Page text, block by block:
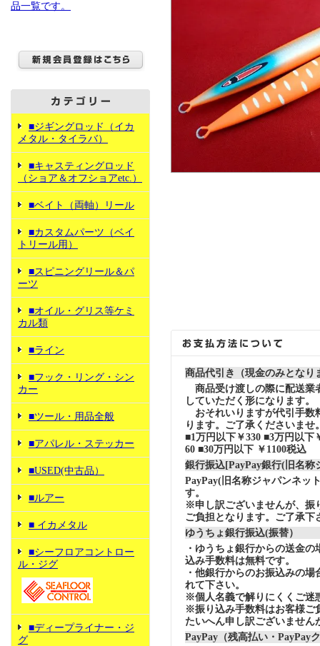
品一覧です。
■ジギングロッド（イカ
メタル・タイラバ）
■キャスティングロッド
（ショア＆オフショアetc.）
■ベイト（両軸）リール
■カスタムパーツ（ベイ
トリール用）
■スピニングリール＆パ
ーツ
■オイル・グリス等ケミ
カル類
■ライン
■フック・リング・シン
カー
■ツール・用品全般
■アパレル・ステッカー
■USED(中古品）
■ルアー
■ イカメタル
■シーフロアコントロー
ル・ジグ
■ディープライナー・ジ
グ
商品代引き（現金のみとなり
商品受け渡しの際に配送業
していただく形になります。
おそれいりますが代引手数
ります。ご了承くださいませ
■1万円以下￥330 ■3万円以下
60 ■30万円以下 ￥1100税込
銀行振込[PayPay銀行(旧名称
PayPay(旧名称ジャパンネッ
す。
※申し訳ございませんが、振
ご負担となります。ご了承下
ゆうちょ銀行振込(振替）
・ゆうちょ銀行からの送金
込み手数料は無料です。
・他銀行からのお振込みの場
れて下さい。
※個人名義で解りにくくご迷
※振り込み手数料はお客様ご
たいへん申し訳ございません
PayPay（残高払い・PayPay